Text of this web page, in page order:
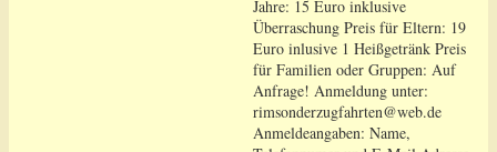
Jahre: 15 Euro inklusive
Überraschung Preis für Eltern: 19
Euro inlusive 1 Heißgetränk Preis
für Familien oder Gruppen: Auf
Anfrage! Anmeldung unter:
rimsonderzugfahrten@web.de
Anmeldeangaben: Name,